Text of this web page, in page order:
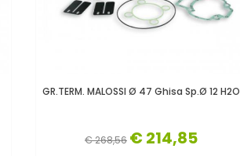
GR.TERM. MALOSSI Ø 47 Ghisa Sp.Ø 12 H2O
€ 268,56 € 214,85